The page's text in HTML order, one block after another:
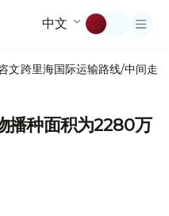
中文
文跨里海国际运输路线/中间走廊
播种面积为2280万